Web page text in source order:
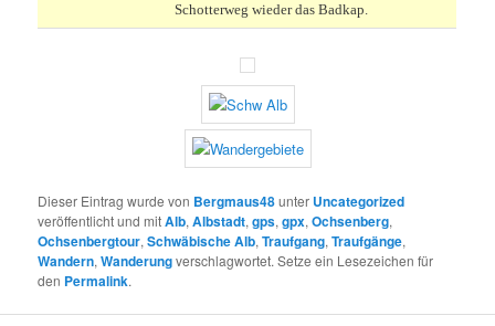
Schotterweg wieder das Badkap.
Dieser Eintrag wurde von Bergmaus48unter Uncategorized
veröffentlicht und mitAlb,Albstadt,gps,gpx,Ochsenberg,
Ochsenbergtour,Schwäbische Alb,Traufgang,Traufgänge,
Wandern,Wanderungverschlagwortet. Setze ein Lesezeichen für
den Permalink.